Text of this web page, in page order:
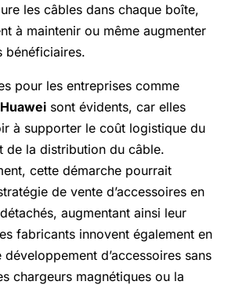
les câbles dans chaque boîte,
à maintenir ou même augmenter
bénéficiaires.
pour les entreprises comme
Huawei sont évidents, car elles
à supporter le coût logistique du
de la distribution du câble.
cette démarche pourrait
de vente d’accessoires en
augmentant ainsi leur
fabricants innovent également en
d’accessoires sans
chargeurs magnétiques ou la